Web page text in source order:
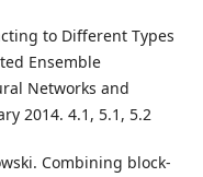
to Different Types
Ensemble
Networks and
2014. 4.1, 5.1, 5.2
Combining block-